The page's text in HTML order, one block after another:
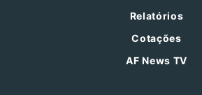
Relatórios
Cotações
AF News TV